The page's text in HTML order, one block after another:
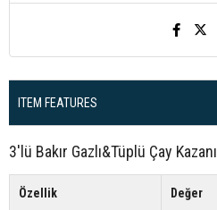
ITEM FEATURES
3'lü Bakır Gazlı&Tüplü Çay Kazanı
Özellik Değer